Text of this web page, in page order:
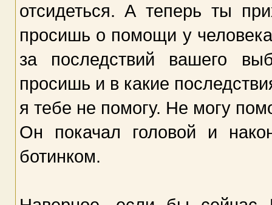
отсидеться. А теперь ты
просишь о помощи у
за последствий вашего
просишь и в какие
я тебе не помогу. Не могу
Он покачал головой и
ботинком.